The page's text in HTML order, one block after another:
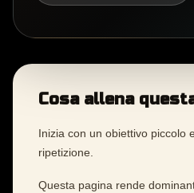
Cosa allena
Inizia con un obiettivo piccolo
ripetizione.
Questa pagina rende